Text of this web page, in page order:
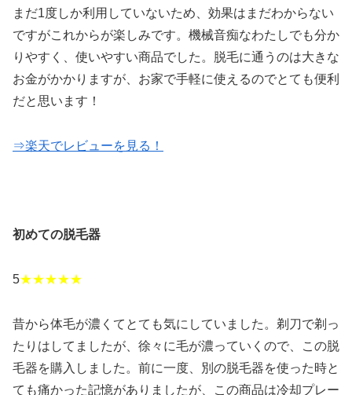
まだ1度しか利用していないため、効果はまだわからない
ですがこれからが楽しみです。機械音痴なわたしでも分か
りやすく、使いやすい商品でした。脱毛に通うのは大きな
お金がかかりますが、お家で手軽に使えるのでとても便利
だと思います！
⇒楽天でレビューを見る！
初めての脱毛器
5★★★★★
昔から体毛が濃くてとても気にしていました。剃刀で剃っ
たりはしてましたが、徐々に毛が濃っていくので、この脱
毛器を購入しました。前に一度、別の脱毛器を使った時と
ても痛かった記憶がありましたが、この商品は冷却プレー